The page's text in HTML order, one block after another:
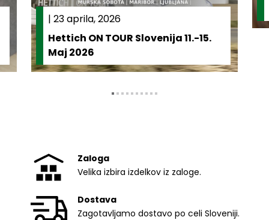
| 23 aprila, 2026
Hettich ON TOUR Slovenija 11.-15.
Maj 2026
Zaloga
Velika izbira izdelkov iz zaloge.
Dostava
Zagotavljamo dostavo po celi Sloveniji.